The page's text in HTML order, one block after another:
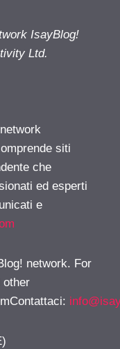
IsayBlog!
Ltd.
siti
che
ed esperti
e
network. For
other
: